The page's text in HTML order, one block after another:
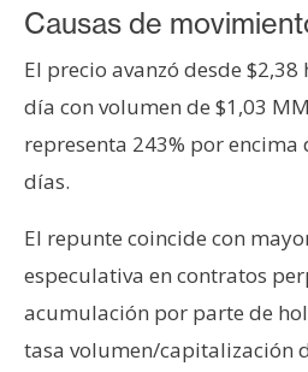
n
a
m
s
Causas de
El precio avanzó desde
día con volumen de $1,03
representa 243% por
días.
El repunte coincide con
especulativa en contratos
acumulación por parte de
tasa volumen/capitalización